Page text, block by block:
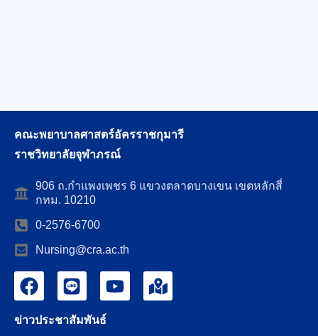
คณะพยาบาลศาสตร์อัครราชกุมารี
ราชวิทยาลัยจุฬาภรณ์
906 ถ.กำแพงเพชร 6 แขวงตลาดบางเขน เขตหลักสี่
กทม. 10210
0-2576-6700
Nursing@cra.ac.th
ข่าวประชาสัมพันธ์